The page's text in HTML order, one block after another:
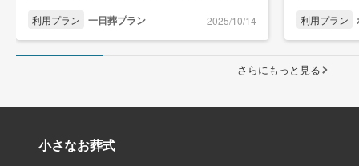
利用プラン 一日葬プラン 2025/10/14 利用プラン
さらにもっと見る
小さなお葬式